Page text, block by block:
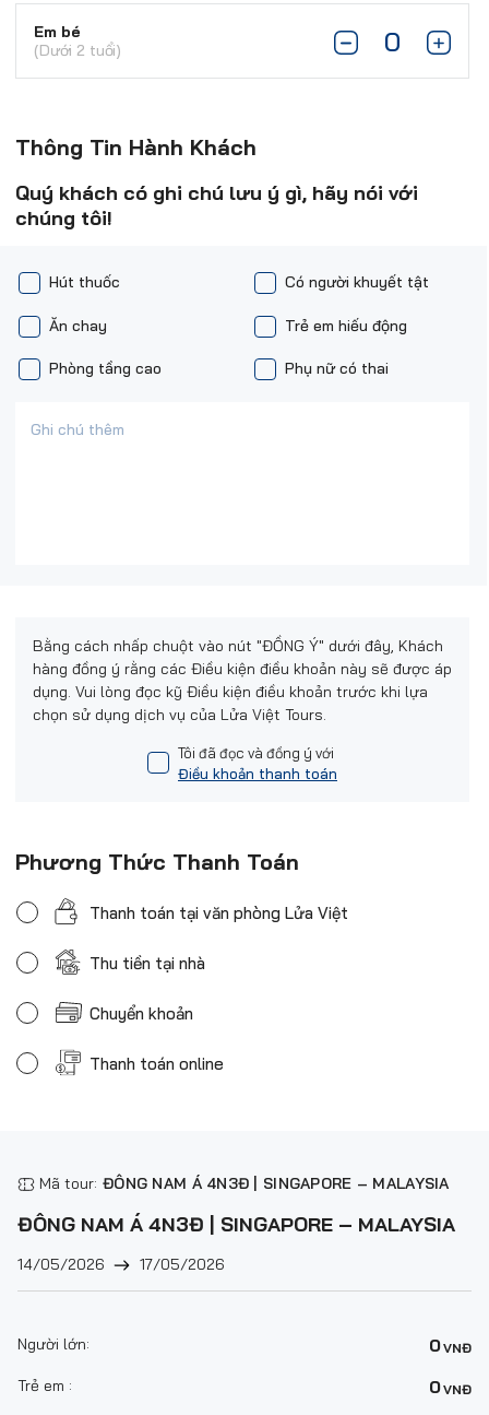
Em bé
(Dưới 2 tuổi)
Thông Tin Hành Khách
Quý khách có ghi chú lưu ý gì, hãy nói với
chúng tôi!
Hút thuốc
Phòng tầng cao
Trẻ em hiếu động
Ăn chay
Có người khuyết tật
Phụ nữ có thai
Bằng cách nhấp chuột vào nút "ĐỒNG Ý" dưới đây, Khách
hàng đồng ý rằng các Điều kiện điều khoản này sẽ được áp
dụng. Vui lòng đọc kỹ Điều kiện điều khoản trước khi lựa
chọn sử dụng dịch vụ của Lửa Việt Tours.
Tôi đã đọc và đồng ý với
Điều khoản thanh toán
Phương Thức Thanh Toán
Thanh toán tại văn phòng Lửa Việt
Thu tiền tại nhà
Chuyển khoản
Thanh toán online
Mã tour: ĐÔNG NAM Á 4N3Đ | SINGAPORE – MALAYSIA
ĐÔNG NAM Á 4N3Đ | SINGAPORE – MALAYSIA
14/05/2026 17/05/2026
Người lớn: 0VNĐ
Trẻ em : 0VNĐ